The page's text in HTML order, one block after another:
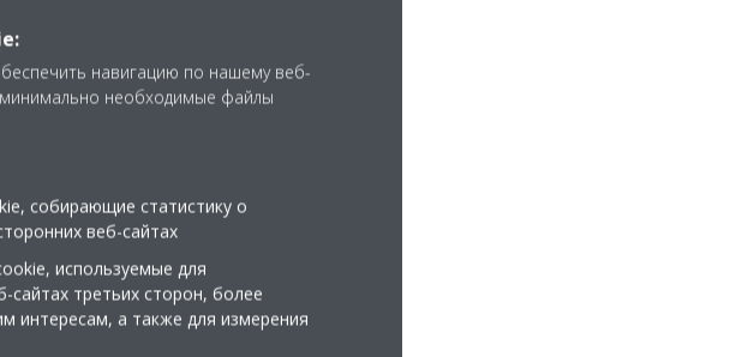
навигацию по нашему веб-
необходимые файлы
собирающие статистику о
веб-сайтах
используемые для
третьих сторон, более
интересам, а также для измерения